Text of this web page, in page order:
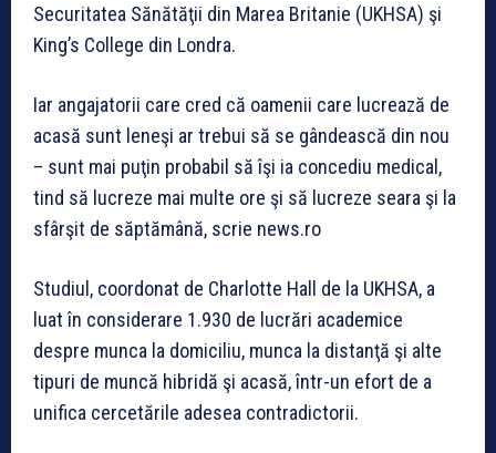
Securitatea Sănătăţii din Marea Britanie (UKHSA) şi
King’s College din Londra.
Iar angajatorii care cred că oamenii care lucrează de
acasă sunt leneşi ar trebui să se gândească din nou
– sunt mai puţin probabil să îşi ia concediu medical,
tind să lucreze mai multe ore şi să lucreze seara şi la
sfârşit de săptămână, scrie news.ro
Studiul, coordonat de Charlotte Hall de la UKHSA, a
luat în considerare 1.930 de lucrări academice
despre munca la domiciliu, munca la distanţă şi alte
tipuri de muncă hibridă şi acasă, într-un efort de a
unifica cercetările adesea contradictorii.